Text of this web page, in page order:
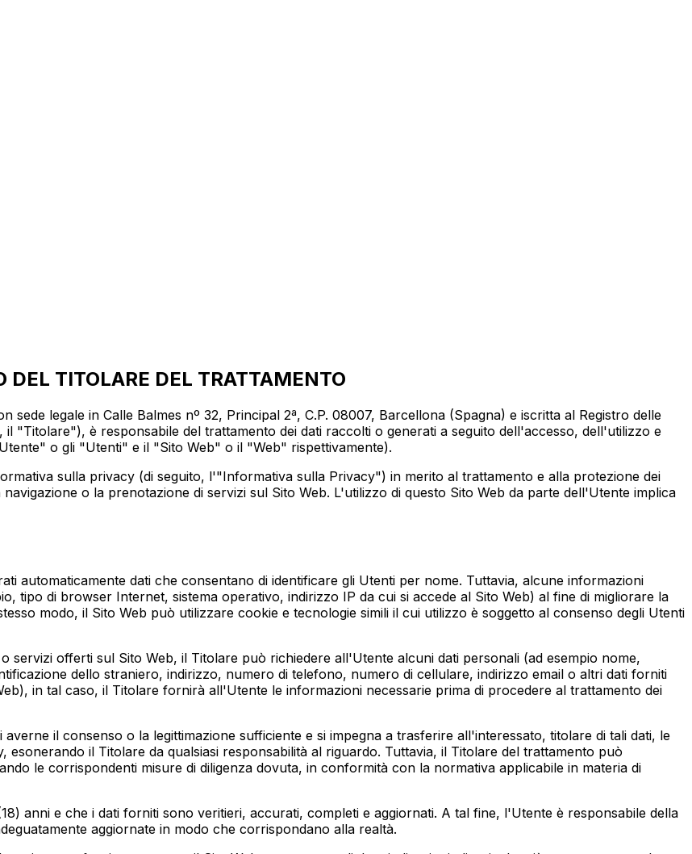
DEL TITOLARE DEL TRATTAMENTO
legale in Calle Balmes nº 32, Principal 2ª, C.P. 08007, Barcellona (Spagna) e iscritta al Registro delle
"Titolare"), è responsabile del trattamento dei dati raccolti o generati a seguito dell'accesso, dell'utilizzo e
o gli "Utenti" e il "Sito Web" o il "Web" rispettivamente).
sulla privacy (di seguito, l'"Informativa sulla Privacy") in merito al trattamento e alla protezione dei
o la prenotazione di servizi sul Sito Web. L'utilizzo di questo Sito Web da parte dell'Utente implica
automaticamente dati che consentano di identificare gli Utenti per nome. Tuttavia, alcune informazioni
tipo di browser Internet, sistema operativo, indirizzo IP da cui si accede al Sito Web) al fine di migliorare la
modo, il Sito Web può utilizzare cookie e tecnologie simili il cui utilizzo è soggetto al consenso degli Utenti
offerti sul Sito Web, il Titolare può richiedere all'Utente alcuni dati personali (ad esempio nome,
dello straniero, indirizzo, numero di telefono, numero di cellulare, indirizzo email o altri dati forniti
in tal caso, il Titolare fornirà all'Utente le informazioni necessarie prima di procedere al trattamento dei
il consenso o la legittimazione sufficiente e si impegna a trasferire all'interessato, titolare di tali dati, le
il Titolare da qualsiasi responsabilità al riguardo. Tuttavia, il Titolare del trattamento può
le corrispondenti misure di diligenza dovuta, in conformità con la normativa applicabile in materia di
anni e che i dati forniti sono veritieri, accurati, completi e aggiornati. A tal fine, l'Utente è responsabile della
aggiornate in modo che corrispondano alla realtà.